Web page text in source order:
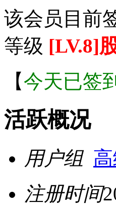
该会员目前
等级 [LV.8]
【今天已签
活跃概况
用户组
注册时间